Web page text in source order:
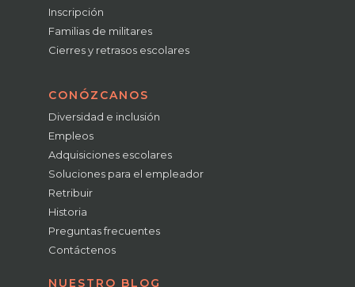
Inscripción
Familias de militares
Cierres y retrasos escolares
CONÓZCANOS
Diversidad e inclusión
Empleos
Adquisiciones escolares
Soluciones para el empleador
Retribuir
Historia
Preguntas frecuentes
Contáctenos
NUESTRO BLOG